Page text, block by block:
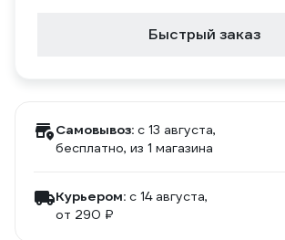
Быстрый заказ
Самовывоз: c 13 августа,
бесплатно, из 1 магазина
Курьером: c 14 августа,
от 290 ₽